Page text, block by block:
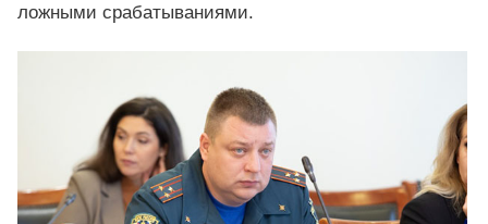
ложными срабатываниями.